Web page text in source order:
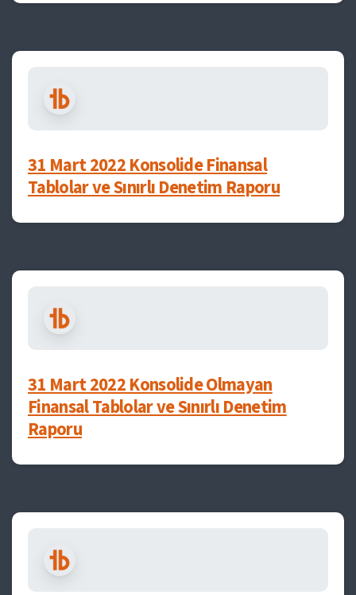
31 Mart 2022 Konsolide Finansal
Tablolar ve Sınırlı Denetim Raporu
31 Mart 2022 Konsolide Olmayan
Finansal Tablolar ve Sınırlı Denetim
Raporu